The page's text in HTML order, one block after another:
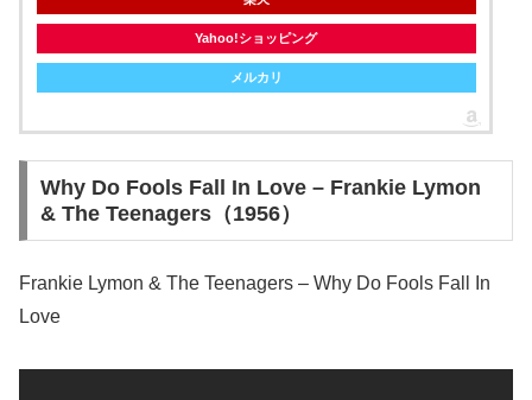
Yahoo!ショッピング
メルカリ
Why Do Fools Fall In Love – Frankie Lymon
& The Teenagers（1956）
Frankie Lymon & The Teenagers – Why Do Fools Fall In
Love